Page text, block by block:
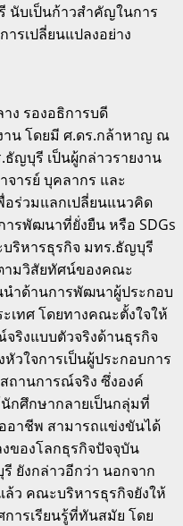
นับเป็นก้าวสำคัญในการ
รเปลี่ยนแปลงอย่าง
ง รองอธิการบดี
าน โดยมี ศ.ดร.กล้าหาญ ณ
ญบุรี เป็นผู้กล่าวรายงาน
ารย์ บุคลากร และ
อร่วมแลกเปลี่ยนแนวคิด
รพัฒนาที่ยั่งยืน หรือ SDGs
หารธุรกิจ มทร.ธัญบุรี
ามวิสัยทัศน์ของคณะ
ำด้านการพัฒนาผู้ประกอบ
เทศ โดยทางคณะตั้งใจให้
ริงแบบตัวจริงด้านธุรกิจ
วใจการเป็นผู้ประกอบการ
ถานการณ์จริง ซึ่งองค์
กศึกษากลายเป็นกลุ่มที่
าชีพ สามารถแข่งขันได้
ของโลกธุรกิจปัจจุบัน
ยังกล่าวอีกว่า นอกจาก
ว คณะบริหารธุรกิจยังให้
ารเรียนรู้ที่ทันสมัย โดย